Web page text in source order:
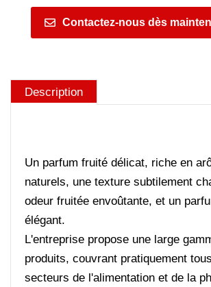
Contactez-nous dès
Description
Un parfum fruité délicat, riche en
naturels, une texture subtilement
odeur fruitée envoûtante, et un
élégant.
L'entreprise propose une large
produits, couvrant pratiquement
secteurs de l'alimentation et de la